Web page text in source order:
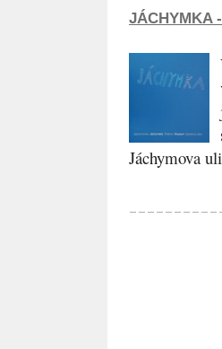
JÁCHYMKA
Jáchymova